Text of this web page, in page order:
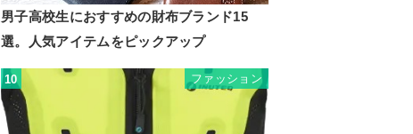
男子高校生におすすめの財布ブランド15
選。人気アイテムをピックアップ
10 ファッション